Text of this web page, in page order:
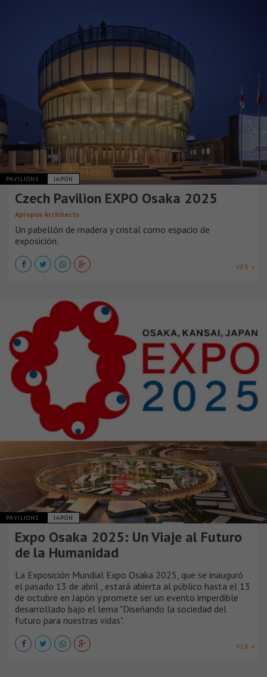
PAVILIONS JAPÓN
Czech Pavilion EXPO Osaka 2025
Apropos Architects
Un pabellón de madera y cristal como espacio de
exposición.
VER +
PAVILIONS JAPÓN
Expo Osaka 2025: Un Viaje al Futuro
de la Humanidad
La Exposición Mundial Expo Osaka 2025, que se inauguró
el pasado 13 de abril , estará abierta al público hasta el 13
de octubre en Japón y promete ser un evento imperdible
desarrollado bajo el lema "Diseñando la sociedad del
futuro para nuestras vidas".
VER +